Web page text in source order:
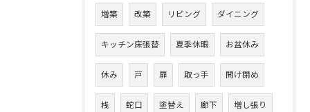
増築 改築 リビング ダイニング
キッチン床張替 夏季休暇 お盆休み
休み 戸 扉 取っ手 開け閉め
桟 蛇口 塗替え 廊下 増し張り